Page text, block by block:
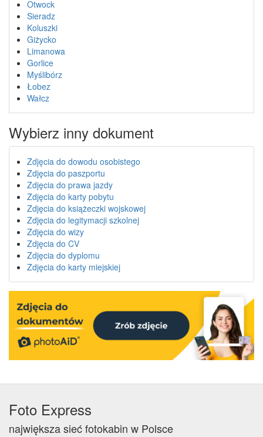
Otwock
Sieradz
Koluszki
Giżycko
Limanowa
Gorlice
Myślibórz
Łobez
Wałcz
Wybierz inny dokument
Zdjęcia do dowodu osobistego
Zdjęcia do paszportu
Zdjęcia do prawa jazdy
Zdjęcia do karty pobytu
Zdjęcia do książeczki wojskowej
Zdjęcia do legitymacji szkolnej
Zdjęcia do wizy
Zdjęcia do CV
Zdjęcia do dyplomu
Zdjęcia do karty miejskiej
Foto Express
największa sieć fotokabin w Polsce